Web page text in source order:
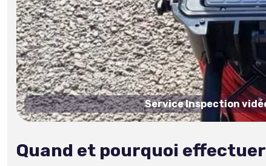
Service Inspection
Quand et pourquoi